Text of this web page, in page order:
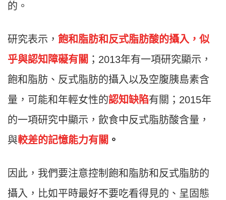
的。
研究表示， 飽和脂肪和反式脂肪酸的攝入，似
乎與認知障礙有關 ；2013年有一項研究顯示，
飽和脂肪、反式脂肪的攝入以及空腹胰島素含
量，可能和年輕女性的認知缺陷有關；2015年
的一項研究中顯示，飲食中反式脂肪酸含量，
與較差的記憶能力有關 。
因此，我們要注意控制飽和脂肪和反式脂肪的
攝入，比如平時最好不要吃看得見的、呈固態